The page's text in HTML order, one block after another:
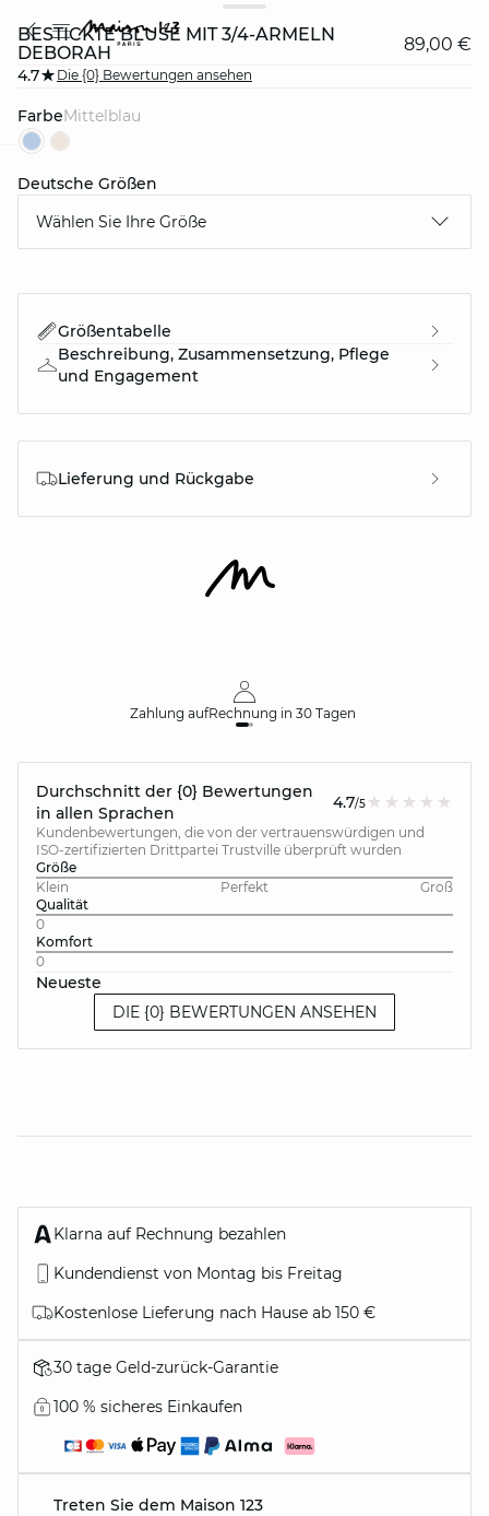
BESTICKTE BLUSE MIT 3/4-ÄRMELN
DEBORAH
89,00 €
4.7 Die {0} Bewertungen ansehen
Farbe mittelblau
Deutsche Größen
Wählen Sie Ihre Größe
Größentabelle
Beschreibung, Zusammensetzung, Pflege
und Engagement
Lieferung und Rückgabe
Zahlung aufRechnung in 30 Tagen
Durchschnitt der {0} Bewertungen
in allen Sprachen
4.7/5
Kundenbewertungen, die von der vertrauenswürdigen und
ISO-zertifizierten Drittpartei Trustville überprüft wurden
Größe
Klein
Perfekt
Groß
Qualität
0
Komfort
0
Neueste
DIE {0} BEWERTUNGEN ANSEHEN
Klarna auf Rechnung bezahlen
Kundendienst von Montag bis Freitag
Kostenlose Lieferung nach Hause ab 150 €
30 tage Geld-zurück-Garantie
100 % sicheres Einkaufen
Treten Sie dem Maison 123